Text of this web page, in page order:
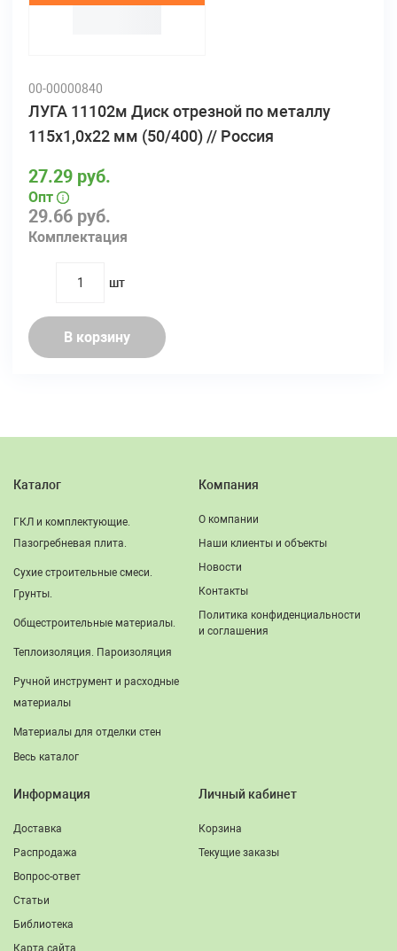
00-00000840
ЛУГА 11102м Диск отрезной по металлу
115х1,0х22 мм (50/400) // Россия
29.66 руб.
Комплектация
27.29 руб.
Опт
quantity
шт
В корзину
Каталог
ГКЛ и комплектующие.
Пазогребневая плита.
Сухие строительные смеси.
Грунты.
Общестроительные материалы.
Теплоизоляция. Пароизоляция
Ручной инструмент и расходные
материалы
Материалы для отделки стен
Весь каталог
Компания
О компании
Наши клиенты и объекты
Новости
Контакты
Политика конфиденциальности
и соглашения
Информация
Доставка
Распродажа
Вопрос-ответ
Статьи
Библиотека
Карта сайта
Личный кабинет
Корзина
Текущие заказы